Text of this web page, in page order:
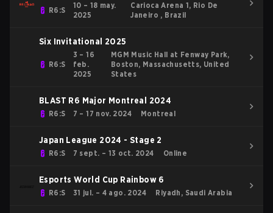
R6:S
10 – 18 may.
2025
Carioca Arena 1, Rio De
Janeiro , Brazil
Six Invitational 2025
R6:S
3 – 16
feb.
2025
MGM Music Hall at Fenway Park,
Boston, Massachusetts, United
States
BLAST R6 Major Montreal 2024
R6:S 7 – 17 nov. 2024 Montreal
Japan League 2024 - Stage 2
R6:S 7 sept. – 13 oct. 2024 Online
Esports World Cup Rainbow 6
R6:S 31 jul. – 4 ago. 2024 Riyadh, Saudi Arabia